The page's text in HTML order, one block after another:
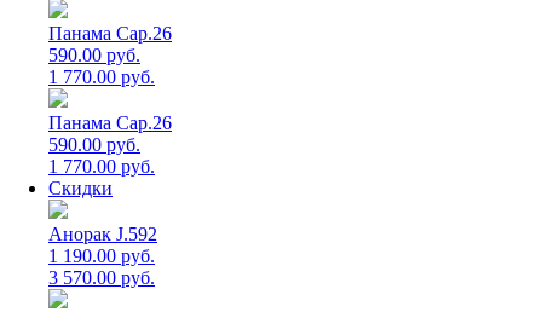
Панама Cap.26
590.00 руб.
1 770.00 руб.
Панама Cap.26
590.00 руб.
1 770.00 руб.
Скидки
Анорак J.592
1 190.00 руб.
3 570.00 руб.